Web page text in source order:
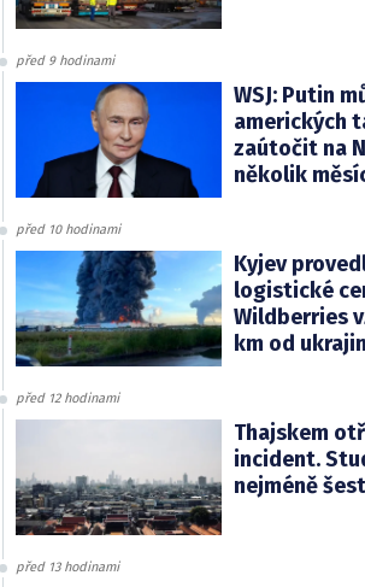
před 9 hodinami
WSJ: Putin
amerických
zaútočit na
několik
před 10 hodinami
Kyjev
logistické
Wildberries
km od
před 12 hodinami
Thajskem
incident.
nejméně
před 13 hodinami